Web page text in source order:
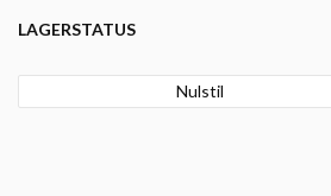
LAGERSTATUS
Nulstil